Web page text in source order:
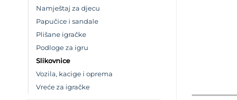
Namještaj za djecu
Papučice i sandale
Plišane igračke
Podloge za igru
Slikovnice
Vozila, kacige i oprema
Vreće za igračke